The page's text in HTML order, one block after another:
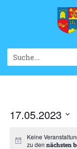
17.05.2023
wählen.Keine
zu den nächsten